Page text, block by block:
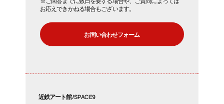
お応えできかねる場合もございます。
お問い合わせフォーム
近鉄アート館/SPACE9